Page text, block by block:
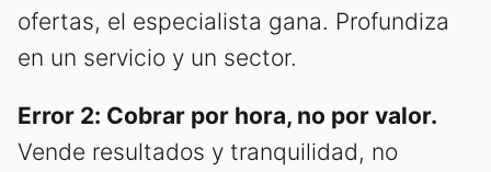
ofertas, el especialista gana. Profundiza
en un servicio y un sector.
Error 2: Cobrar por hora, no por valor.
Vende resultados y tranquilidad, no